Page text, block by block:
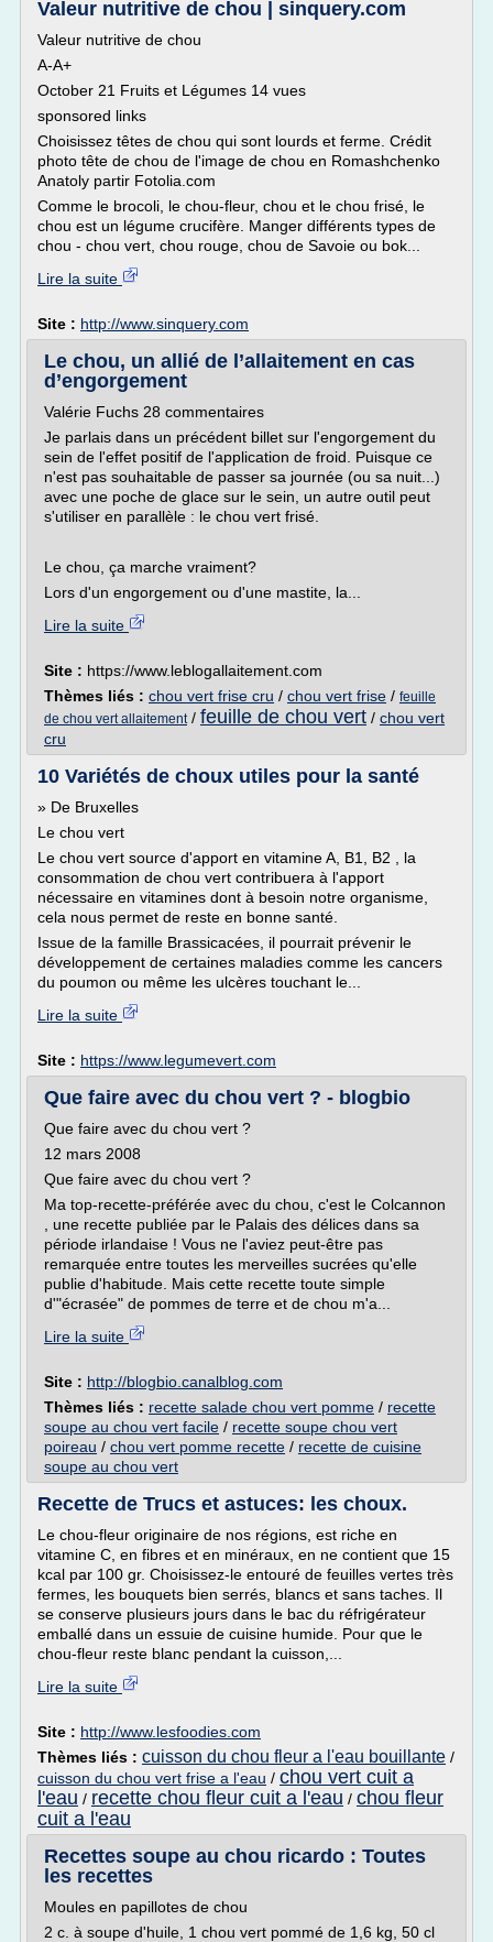
Valeur nutritive de chou | sinquery.com
Valeur nutritive de chou
A-A+
October 21 Fruits et Légumes 14 vues
sponsored links
Choisissez têtes de chou qui sont lourds et ferme. Crédit
photo tête de chou de l'image de chou en Romashchenko
Anatoly partir Fotolia.com
Comme le brocoli, le chou-fleur, chou et le chou frisé, le
chou est un légume crucifère. Manger différents types de
chou - chou vert, chou rouge, chou de Savoie ou bok...
Lire la suite
Site : http://www.sinquery.com
Le chou, un allié de l’allaitement en cas
d’engorgement
Valérie Fuchs 28 commentaires
Je parlais dans un précédent billet sur l'engorgement du
sein de l'effet positif de l'application de froid. Puisque ce
n'est pas souhaitable de passer sa journée (ou sa nuit...)
avec une poche de glace sur le sein, un autre outil peut
s'utiliser en parallèle : le chou vert frisé.
Le chou, ça marche vraiment?
Lors d'un engorgement ou d'une mastite, la...
Lire la suite
Site : https://www.leblogallaitement.com
Thèmes liés : chou vert frise cru / chou vert frise / feuille
de chou vert allaitement/ feuille de chou vert / chou vert
cru
10 Variétés de choux utiles pour la santé
» De Bruxelles
Le chou vert
Le chou vert source d'apport en vitamine A, B1, B2 , la
consommation de chou vert contribuera à l'apport
nécessaire en vitamines dont à besoin notre organisme,
cela nous permet de reste en bonne santé.
Issue de la famille Brassicacées, il pourrait prévenir le
développement de certaines maladies comme les cancers
du poumon ou même les ulcères touchant le...
Lire la suite
Site : https://www.legumevert.com
Que faire avec du chou vert ? - blogbio
Que faire avec du chou vert ?
12 mars 2008
Que faire avec du chou vert ?
Ma top-recette-préférée avec du chou, c'est le Colcannon
, une recette publiée par le Palais des délices dans sa
période irlandaise ! Vous ne l'aviez peut-être pas
remarquée entre toutes les merveilles sucrées qu'elle
publie d'habitude. Mais cette recette toute simple
d'"écrasée" de pommes de terre et de chou m'a...
Lire la suite
Site : http://blogbio.canalblog.com
Thèmes liés : recette salade chou vert pomme / recette
soupe au chou vert facile / recette soupe chou vert
poireau / chou vert pomme recette / recette de cuisine
soupe au chou vert
Recette de Trucs et astuces: les choux.
Le chou-fleur originaire de nos régions, est riche en
vitamine C, en fibres et en minéraux, en ne contient que 15
kcal par 100 gr. Choisissez-le entouré de feuilles vertes très
fermes, les bouquets bien serrés, blancs et sans taches. Il
se conserve plusieurs jours dans le bac du réfrigérateur
emballé dans un essuie de cuisine humide. Pour que le
chou-fleur reste blanc pendant la cuisson,...
Lire la suite
Site : http://www.lesfoodies.com
Thèmes liés : cuisson du chou fleur a l'eau bouillante /
cuisson du chou vert frise a l'eau / chou vert cuit a
l'eau / recette chou fleur cuit a l'eau / chou fleur
cuit a l'eau
Recettes soupe au chou ricardo : Toutes
les recettes
Moules en papillotes de chou
2 c. à soupe d'huile, 1 chou vert pommé de 1,6 kg, 50 cl